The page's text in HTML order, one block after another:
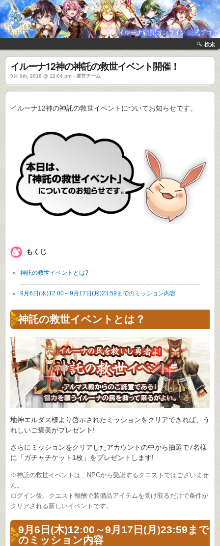
検索
イルーナ12神の神託の救世イベント開催！
9月 6th, 2018 @ 12:04 pm › 運営チーム
イルーナ12神の神託の救世イベントについてお知らせです。
もくじ
神託の救世イベントとは?
9月6日(木)12:00～9月17日(月)23:59までのミッション内容
神託の救世イベントとは？
地神エルダス様より啓示されたミッションをクリアできれば、う
れしいご褒美がプレゼント!
さらにミッションをクリアしたアカウントの中から抽選で7名様
に「ガチャチケット1枚」をプレゼントします!
※神託の救世イベントは、NPCから受諾するクエストではございませ
ん。
ログイン後、クエスト報酬で装備品アイテムを受け取るだけで条件が
クリアされる新しいイベントです。
9月6日(木)12:00～9月17日(月)23:59まで
のミッション内容